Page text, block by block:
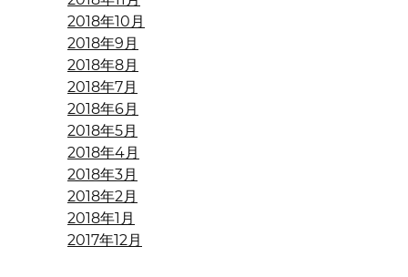
2018年10月
2018年9月
2018年8月
2018年7月
2018年6月
2018年5月
2018年4月
2018年3月
2018年2月
2018年1月
2017年12月